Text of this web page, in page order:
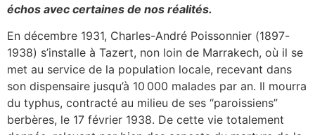
échos avec certaines de nos réalités.
En décembre 1931, Charles-André Poissonnier (1897-
1938) s’installe à Tazert, non loin de Marrakech, où il se
met au service de la population locale, recevant dans
son dispensaire jusqu’à 10 000 malades par an. Il mourra
du typhus, contracté au milieu de ses “paroissiens”
berbères, le 17 février 1938. De cette vie totalement